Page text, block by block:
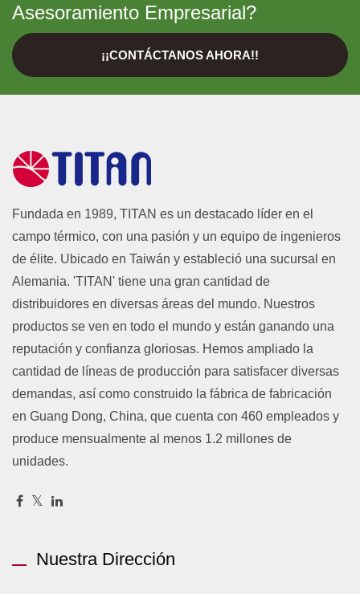
Asesoramiento Empresarial?
¡¡CONTÁCTANOS AHORA!!
Fundada en 1989, TITAN es un destacado líder en el
campo térmico, con una pasión y un equipo de ingenieros
de élite. Ubicado en Taiwán y estableció una sucursal en
Alemania. 'TITAN' tiene una gran cantidad de
distribuidores en diversas áreas del mundo. Nuestros
productos se ven en todo el mundo y están ganando una
reputación y confianza gloriosas. Hemos ampliado la
cantidad de líneas de producción para satisfacer diversas
demandas, así como construido la fábrica de fabricación
en Guang Dong, China, que cuenta con 460 empleados y
produce mensualmente al menos 1.2 millones de
unidades.
Nuestra Dirección